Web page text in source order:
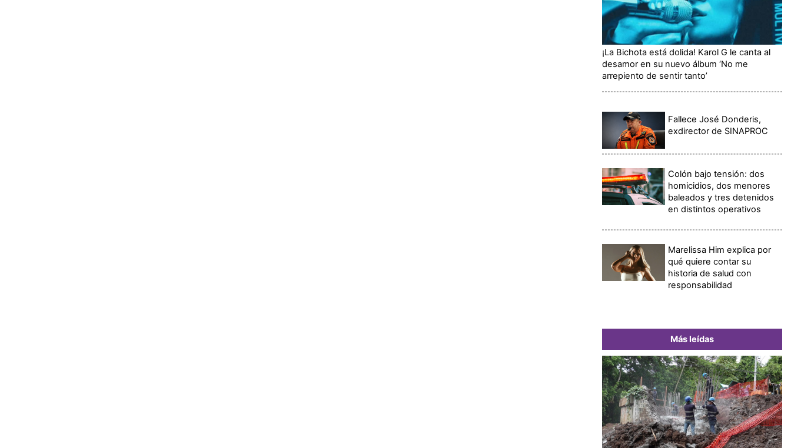
¡La Bichota está dolida! Karol G le canta al
desamor en su nuevo álbum ‘No me
arrepiento de sentir tanto’
Fallece José Donderis,
exdirector de SINAPROC
Colón bajo tensión: dos
homicidios, dos menores
baleados y tres detenidos
en distintos operativos
Marelissa Him explica por
qué quiere contar su
historia de salud con
responsabilidad
Más leídas